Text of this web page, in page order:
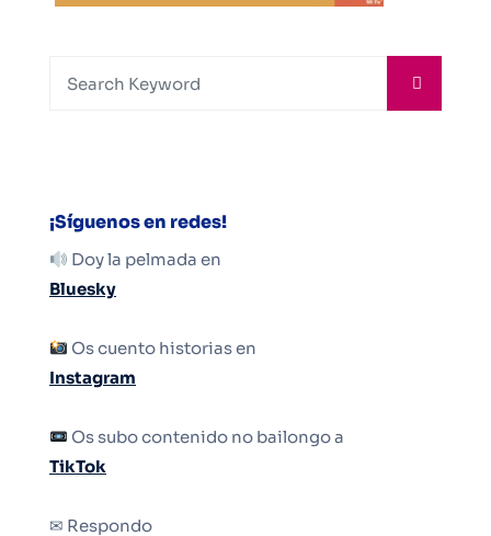
¡Síguenos en redes!
Doy la pelmada en
Bluesky
Os cuento historias en
Instagram
Os subo contenido no bailongo a
TikTok
✉ Respondo